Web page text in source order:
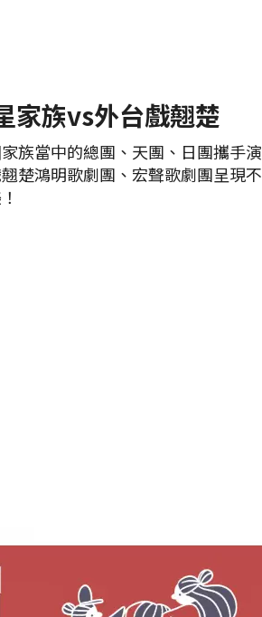
家族vs外台戲翹楚
族當中的總團、天團、日團攜手演
楚鴻明歌劇團、宏聲歌劇團呈現不